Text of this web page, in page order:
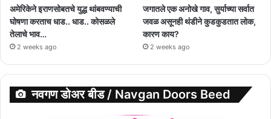
अमेरिकेने इराणसोबतचे युद्ध थांबवण्याची
घोषणा करताच धाड.. धाड.. कोसळले
तेलाचे भाव…
2 weeks ago
जगातले एक अनोखे गाव, सुर्याच्या सर्वात
जवळ असूनही थंडीने कुडकुडतात लोक,
कारण काय?
2 weeks ago
नवगण डोअर बीड / Navgan Doors Beed